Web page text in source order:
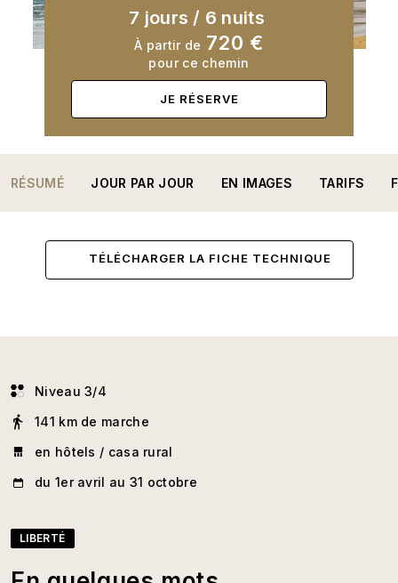
7 jours / 6 nuits
À partir de 720 €
pour ce chemin
JE RÉSERVE
RÉSUMÉ JOUR PAR JOUR EN IMAGES TARIFS
TÉLÉCHARGER LA FICHE TECHNIQUE
Niveau 3/4
141 km de marche
en hôtels / casa rural
du 1er avril au 31 octobre
LIBERTÉ